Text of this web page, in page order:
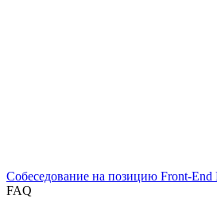
Собеседование на позицию Front-End
FAQ